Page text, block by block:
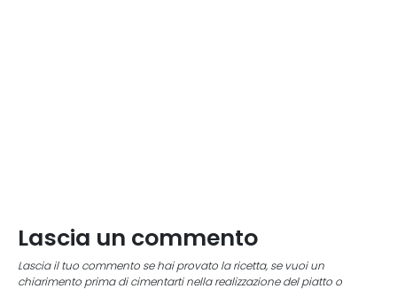
Lascia un commento
Lascia il tuo commento se hai provato la ricetta, se vuoi un
chiarimento prima di cimentarti nella realizzazione del piatto o